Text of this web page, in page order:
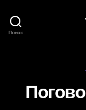
Поиск